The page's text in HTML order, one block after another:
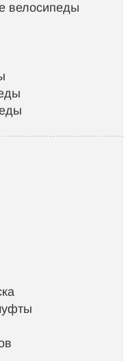
велосипеды